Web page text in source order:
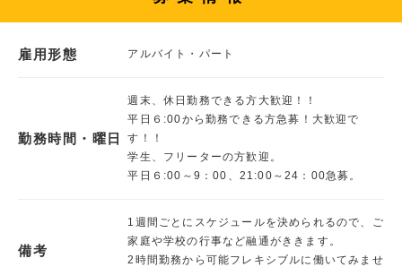
雇用形態 アルバイト・パート
勤務時間・曜日
週末、休日勤務できる方大歓迎！！
平日６:00から勤務できる方急募！大歓迎で
す！！
学生、フリーターの方歓迎。
平日６:00～9：00、21:00～24：00急募。
備考
1週間ごとにスケジュールを決められるので、ご
家庭や学校の行事など融通がききます。
2時間勤務から可能フレキシブルに働いてみませ